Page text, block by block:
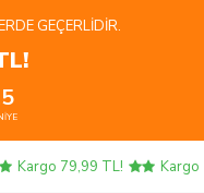
GEÇERLIDIR.
Kargo 79,99 TL! Kargo